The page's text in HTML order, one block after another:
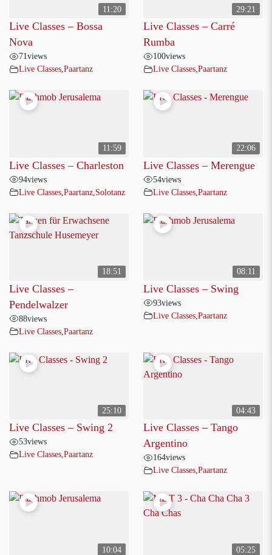
11:20
Live Classes – Bossa
Nova
71views
Live Classes Paartanz
29:21
Live Classes – Carré
Rumba
100views
Live Classes Paartanz
11:59
Live Classes – Charleston
94views
Live Classes Paartanz Solotanz
22:06
Live Classes – Merengue
54views
Live Classes Paartanz
18:51
Live Classes –
Pendelwalzer
88views
Live Classes Paartanz
08:11
Live Classes – Swing
93views
Live Classes Paartanz
25:10
Live Classes – Swing 2
53views
Live Classes,Paartanz
04:43
Live Classes – Tango
Argentino
164views
Live Classes,Paartanz
10:04 05:25